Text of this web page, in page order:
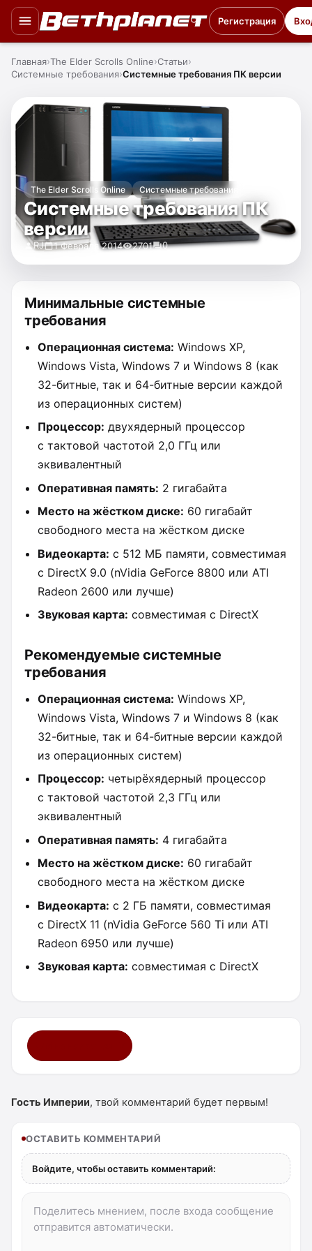
Регистрация
Главная The Elder Scrolls Online Статьи
Системные требования Системные требования ПК версии
The Elder Scrolls Online Системные требования
Системные требования ПК
версии
RJ 1 Февраля 2014 2701 0
Минимальные системные
требования
Операционная система: Windows XP,
Windows Vista, Windows 7 и Windows 8 (как
32-битные, так и 64-битные версии каждой
из операционных систем)
Процессор: двухядерный процессор
с тактовой частотой 2,0 ГГц или
эквивалентный
Оперативная память: 2 гигабайта
Место на жёстком диске: 60 гигабайт
свободного места на жёстком диске
Видеокарта: с 512 МБ памяти, совместимая
с DirectX 9.0 (nVidia GeForce 8800 или ATI
Radeon 2600 или лучше)
Звуковая карта: совместимая с DirectX
Рекомендуемые системные
требования
Операционная система: Windows XP,
Windows Vista, Windows 7 и Windows 8 (как
32-битные, так и 64-битные версии каждой
из операционных систем)
Процессор: четырёхядерный процессор
с тактовой частотой 2,3 ГГц или
эквивалентный
Оперативная память: 4 гигабайта
Место на жёстком диске: 60 гигабайт
свободного места на жёстком диске
Видеокарта: с 2 ГБ памяти, совместимая
с DirectX 11 (nVidia GeForce 560 Ti или ATI
Radeon 6950 или лучше)
Звуковая карта: совместимая с DirectX
Гость Империи, твой комментарий будет первым!
ОСТАВИТЬ КОММЕНТАРИЙ
Войдите, чтобы оставить комментарий: